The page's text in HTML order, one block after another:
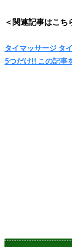
＜関連記事はこち
タイマッサージ タ
5つだけ!! この記事